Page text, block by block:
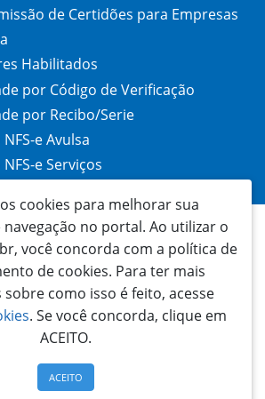
de Certidões para Empresas
Habilitados
por Código de Verificação
por Recibo/Serie
e Avulsa
e Serviços
Municipal de Boa Vista
1700 | Boa Vista - Roraima - Brasil | Email:
cookies para melhorar sua
no portal. Ao utilizar o
você concorda com a política de
de cookies. Para ter mais
como isso é feito, acesse
. Se você concorda, clique em
ACEITO.
ACEITO